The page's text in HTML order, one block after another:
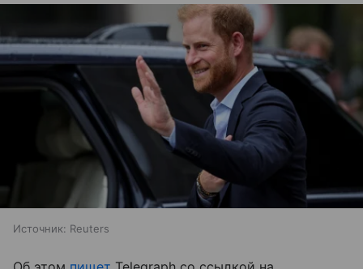
Источник: Reuters